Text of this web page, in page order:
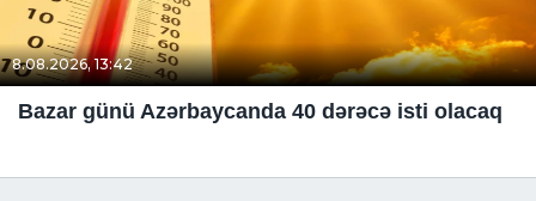
8.08.2026, 13:42
Bazar günü Azərbaycanda 40 dərəcə isti olacaq